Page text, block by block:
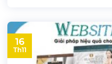
16
Th11